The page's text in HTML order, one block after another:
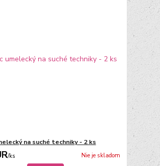
na suché techniky - 2 ks
/ks Nie je skladom